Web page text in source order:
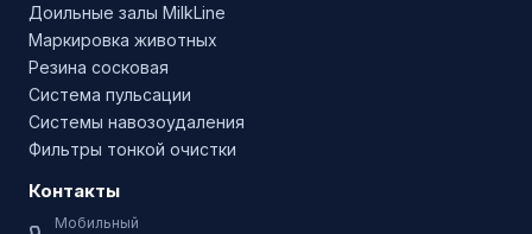
Доильные залы MilkLine
Маркировка животных
Резина сосковая
Система пульсации
Системы навозоудаления
Фильтры тонкой очистки
Контакты
Мобильный